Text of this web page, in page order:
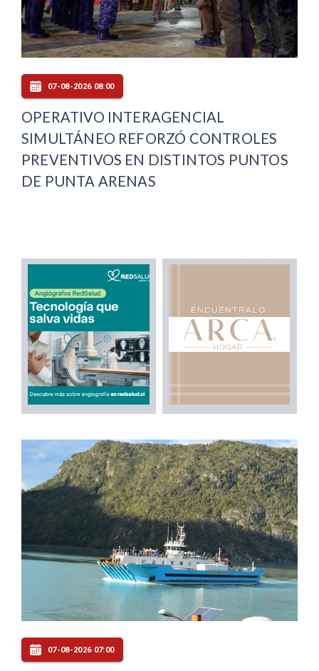
07-08-2026 08:00
OPERATIVO INTERAGENCIAL
SIMULTÁNEO REFORZÓ CONTROLES
PREVENTIVOS EN DISTINTOS PUNTOS
DE PUNTA ARENAS
07-08-2026 07:00